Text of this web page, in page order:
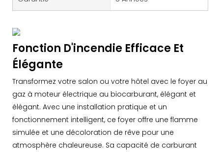
Fonction D'incendie Efficace Et
Élégante
Transformez votre salon ou votre hôtel avec le foyer au
gaz à moteur électrique au biocarburant, élégant et
élégant. Avec une installation pratique et un
fonctionnement intelligent, ce foyer offre une flamme
simulée et une décoloration de rêve pour une
atmosphère chaleureuse. Sa capacité de carburant